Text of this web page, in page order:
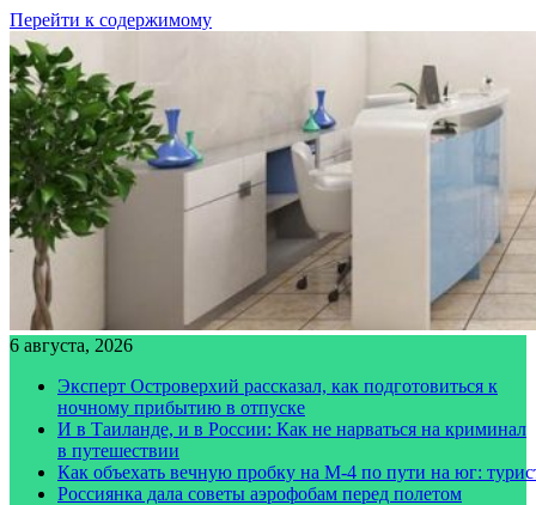
Перейти к содержимому
6 августа, 2026
Эксперт Островерхий рассказал, как подготовиться к
ночному прибытию в отпуске
И в Таиланде, и в России: Как не нарваться на криминал
в путешествии
Как объехать вечную пробку на М-4 по пути на юг:
Россиянка дала советы аэрофобам перед полетом